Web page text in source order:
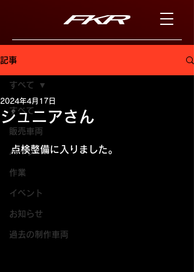
記事
すべて
販売車両
パーツ
作業
イベント
お知らせ
過去の制作車両
すべて
ジュニアさん
2024年4月17日
点検整備に入りました。